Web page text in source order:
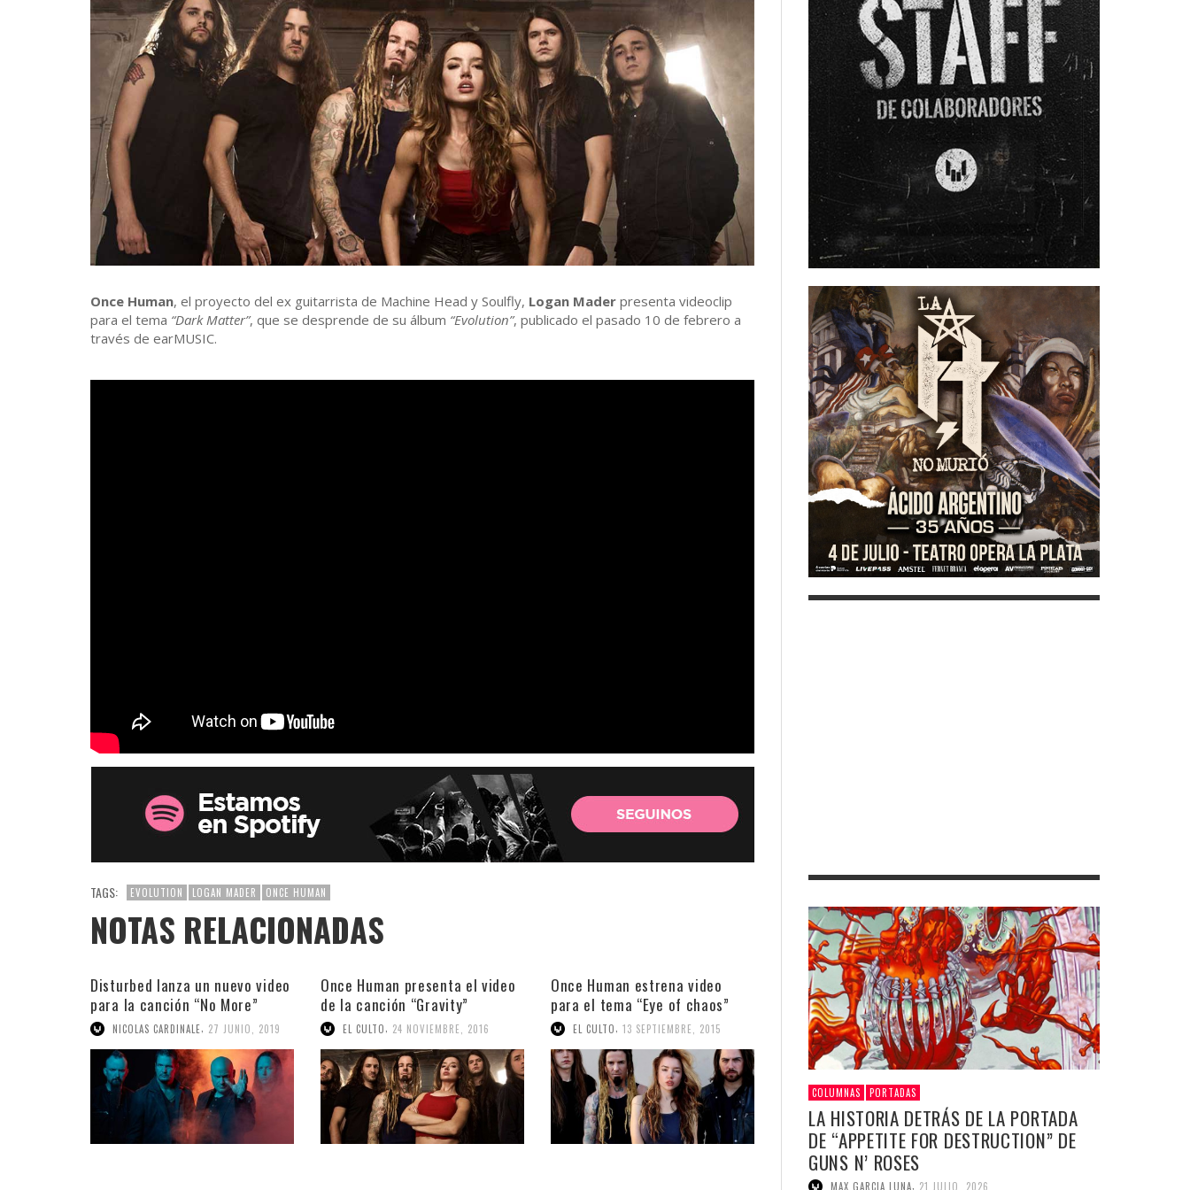
Once Human, el proyecto del ex guitarrista de Machine Head y Soulfly, Logan Mader presenta videoclip
para el tema “Dark Matter”, que se desprende de su álbum “Evolution”, publicado el pasado 10 de febrero a
través de earMUSIC.
TAGS: EVOLUTION LOGAN MADER ONCE HUMAN
NOTAS RELACIONADAS
Disturbed lanza un nuevo video
para la canción “No More”
NICOLAS CARDINALE 27 JUNIO, 2019
Once Human presenta el video
de la canción “Gravity”
EL CULTO 24 NOVIEMBRE, 2016
Once Human estrena video
para el tema “Eye of chaos”
EL CULTO 13 SEPTIEMBRE, 2015
COLUMNAS PORTADAS
LA HISTORIA DETRÁS DE LA PORTADA
DE “APPETITE FOR DESTRUCTION” DE
GUNS N’ ROSES
MAX GARCIA LUNA, 21 JULIO, 2026